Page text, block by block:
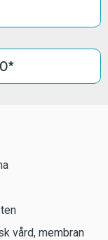
vård, membran